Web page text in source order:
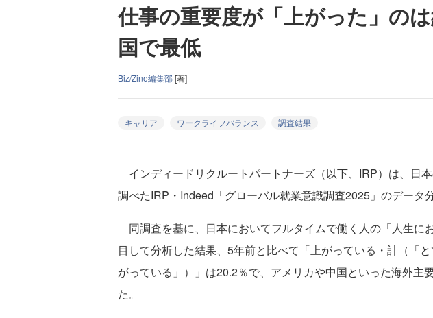
仕事の重要度が「上がった」の
国で最低
Biz/Zine編集部[著]
キャリア ワークライフバランス 調査結果
インディードリクルートパートナーズ（以下、IRP）は、日
調べたIRP・Indeed「グローバル就業意識調査2025」のデータ
同調査を基に、日本においてフルタイムで働く人の「人生に
目して分析した結果、5年前と比べて「上がっている・計（「
がっている」）」は20.2％で、アメリカや中国といった海外主
た。